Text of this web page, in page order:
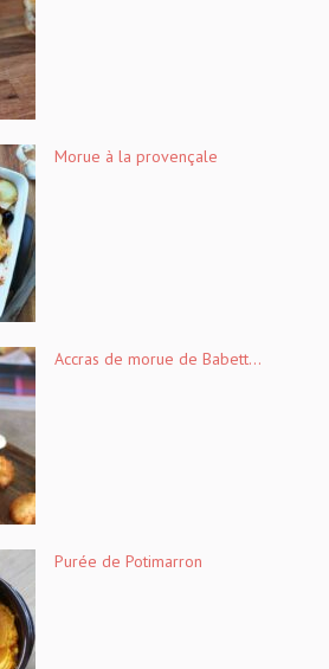
Morue à la provençale
Accras de morue de Babett...
Purée de Potimarron